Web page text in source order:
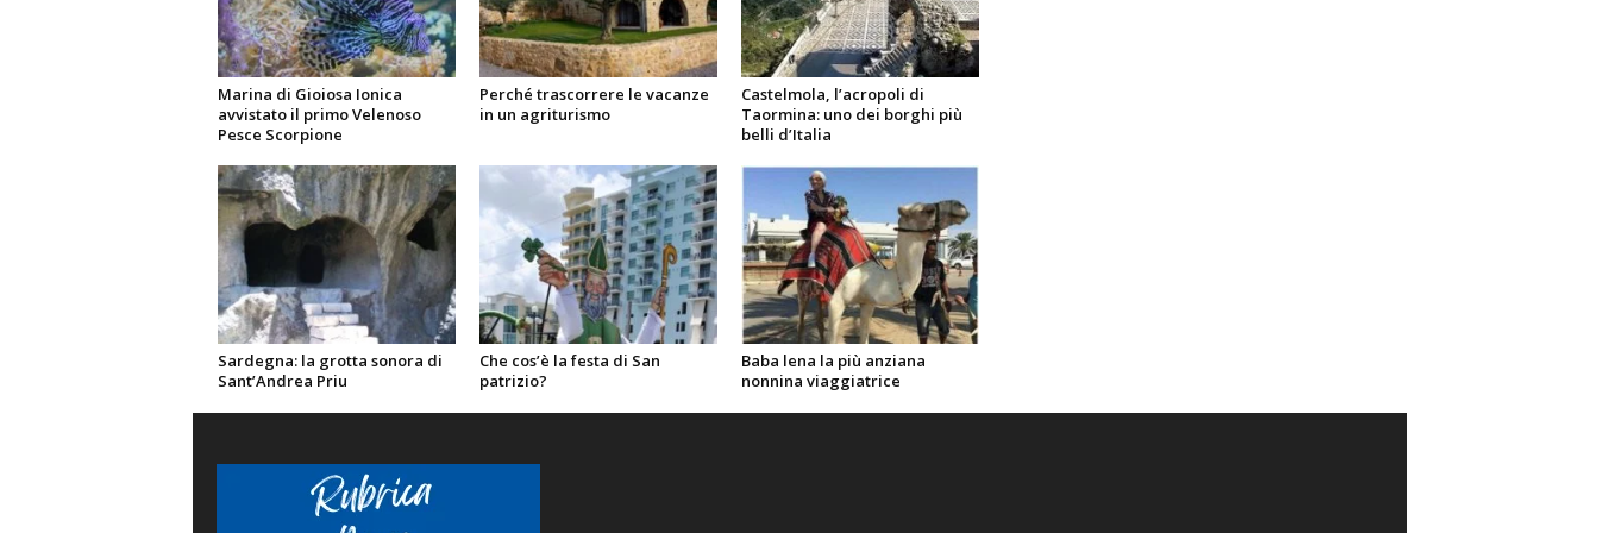
Marina di Gioiosa Ionica
avvistato il primo Velenoso
Pesce Scorpione
Perché trascorrere le vacanze
in un agriturismo
Castelmola, l’acropoli di
Taormina: uno dei borghi più
belli d’Italia
Sardegna: la grotta sonora di
Sant’Andrea Priu
Che cos’è la festa di San
patrizio?
Baba lena la più anziana
nonnina viaggiatrice